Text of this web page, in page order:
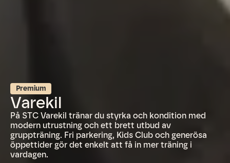
Premium
Varekil
På STC Varekil tränar du styrka och kondition med
modern utrustning och ett brett utbud av
gruppträning. Fri parkering, Kids Club och generösa
öppettider gör det enkelt att få in mer träning i
vardagen.